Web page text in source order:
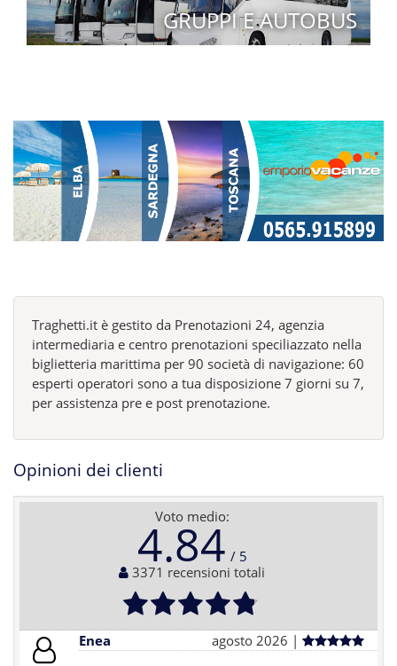
GRUPPI E AUTOBUS
Traghetti.it è gestito da Prenotazioni 24, agenzia
intermediaria e centro prenotazioni speciliazzato nella
biglietteria marittima per 90 società di navigazione: 60
esperti operatori sono a tua disposizione 7 giorni su 7,
per assistenza pre e post prenotazione.
Opinioni dei clienti
Voto medio:
4.84
3371 recensioni totali
Enea agosto 2026 |